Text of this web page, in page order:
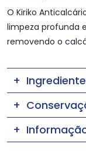
O Kiriko
limpeza profunda
removendo o